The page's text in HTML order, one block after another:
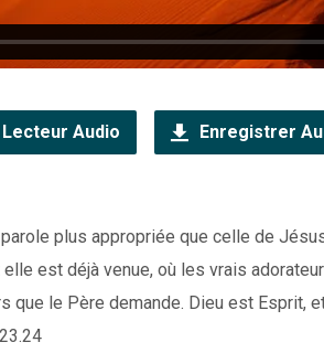
Audio Enregistrer
plus appropriée que celle de
elle est déjà venue, où les vrais
que le Père demande. Dieu est Esprit,